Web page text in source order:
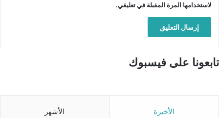
لاستخدامها المرة المقبلة في تعليقي.
تابعونا على فيسبوك
الأخيرة الأشهر